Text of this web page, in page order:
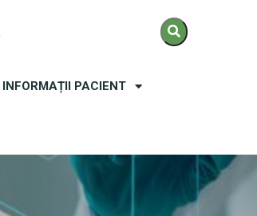
INFORMAȚII PACIENT